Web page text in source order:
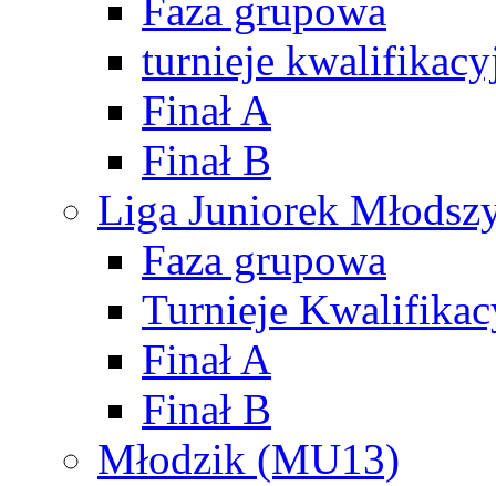
Faza grupowa
turnieje
Finał A
Finał B
Liga Juniorek
Faza grupowa
Turnieje
Finał A
Finał B
Młodzik (MU13)